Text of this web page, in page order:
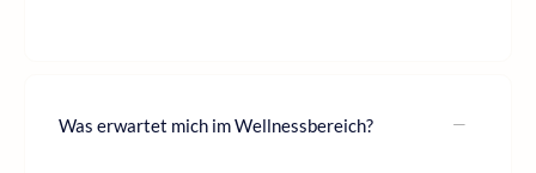
Was erwartet mich im Wellnessbereich?